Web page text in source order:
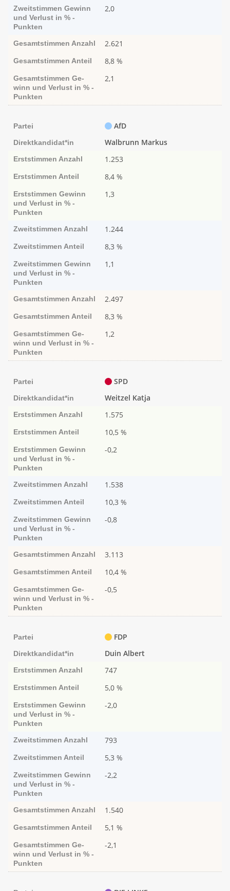
Zweitstimmen Ge­­winn
und Ver­­lust in % -
Punk­ten
2,0
Gesamtstimmen Anzahl 2.621
Gesamtstimmen Anteil 8,8 %
Gesamtstimmen Ge­­
winn und Ver­­lust in % -
Punk­ten
2,1
Partei AfD
Direktkandidat*in Walbrunn Markus
Erststimmen Anzahl 1.253
Erststimmen Anteil 8,4 %
Erststimmen Ge­­winn
und Ver­­lust in % -
Punk­ten
1,3
Zweitstimmen Anzahl 1.244
Zweitstimmen Anteil 8,3 %
Zweitstimmen Ge­­winn
und Ver­­lust in % -
Punk­ten
1,1
Gesamtstimmen Anzahl 2.497
Gesamtstimmen Anteil 8,3 %
Gesamtstimmen Ge­­
winn und Ver­­lust in % -
Punk­ten
1,2
Partei SPD
Direktkandidat*in Weitzel Katja
Erststimmen Anzahl 1.575
Erststimmen Anteil 10,5 %
Erststimmen Ge­­winn
und Ver­­lust in % -
Punk­ten
-0,2
Zweitstimmen Anzahl 1.538
Zweitstimmen Anteil 10,3 %
Zweitstimmen Ge­­winn
und Ver­­lust in % -
Punk­ten
-0,8
Gesamtstimmen Anzahl 3.113
Gesamtstimmen Anteil 10,4 %
Gesamtstimmen Ge­­
winn und Ver­­lust in % -
Punk­ten
-0,5
Partei FDP
Direktkandidat*in Duin Albert
Erststimmen Anzahl 747
Erststimmen Anteil 5,0 %
Erststimmen Ge­­winn
und Ver­­lust in % -
Punk­ten
-2,0
Zweitstimmen Anzahl 793
Zweitstimmen Anteil 5,3 %
Zweitstimmen Ge­­winn
und Ver­­lust in % -
Punk­ten
-2,2
Gesamtstimmen Anzahl 1.540
Gesamtstimmen Anteil 5,1 %
Gesamtstimmen Ge­­
winn und Ver­­lust in % -
Punk­ten
-2,1